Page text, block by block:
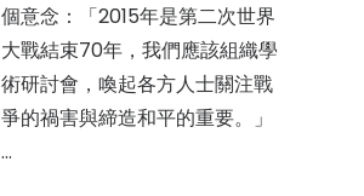
個意念：「2015年是第二次世界
大戰結束70年，我們應該組織學
術研討會，喚起各方人士關注戰
爭的禍害與締造和平的重要。」
…